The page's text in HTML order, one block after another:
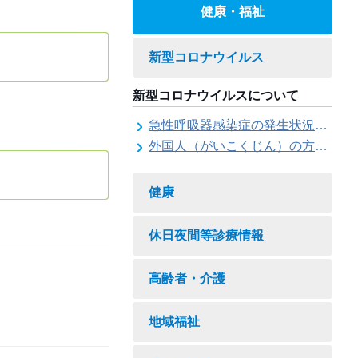
健康・福祉
新型コロナウイルス
新型コロナウイルスについて
急性呼吸器感染症の発生状況について
外国人（がいこくじん）の方（かた）への情報（じょうほう）
健康
休日夜間等診療情報
高齢者・介護
地域福祉